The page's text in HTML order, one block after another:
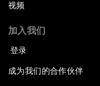
视频
加入我们
登录
成为我们的合作伙伴